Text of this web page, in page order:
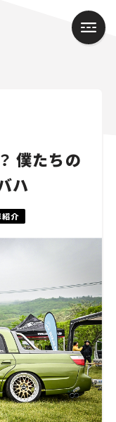
僕たちの
ハ
紹介
｜Suzuki
Mazda Roadster